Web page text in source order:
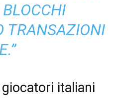
TRANSAZIONI
italiani